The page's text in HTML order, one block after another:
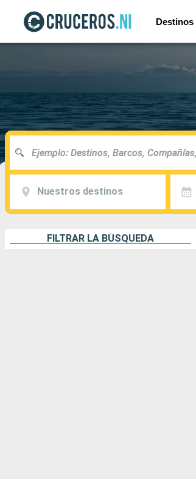
Destinos
Nuestros destinos
FILTRAR LA BÚSQUEDA